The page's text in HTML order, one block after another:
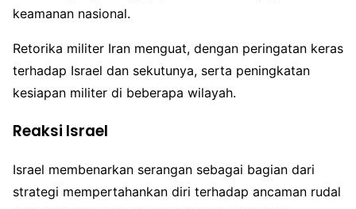
keamanan nasional.
Retorika militer Iran menguat, dengan peringatan keras
terhadap Israel dan sekutunya, serta peningkatan
kesiapan militer di beberapa wilayah.
Reaksi Israel
Israel membenarkan serangan sebagai bagian dari
strategi mempertahankan diri terhadap ancaman rudal